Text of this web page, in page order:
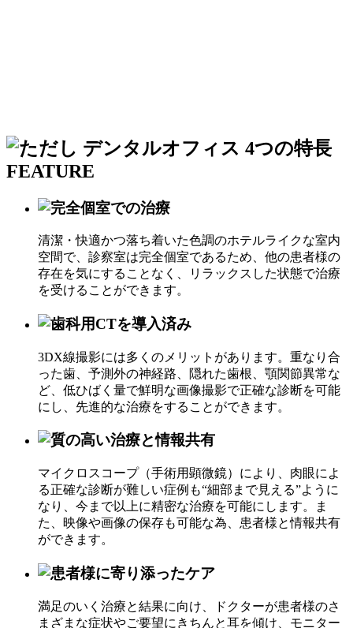
清潔・快適かつ落ち着いた色調のホテルライクな室内
空間で、診察室は完全個室であるため、他の患者様の
存在を気にすることなく、リラックスした状態で治療
を受けることができます。
3DX線撮影には多くのメリットがあります。重なり合
った歯、予測外の神経路、隠れた歯根、顎関節異常な
ど、低ひばく量で鮮明な画像撮影で正確な診断を可能
にし、先進的な治療をすることができます。
マイクロスコープ（手術用顕微鏡）により、肉眼によ
る正確な診断が難しい症例も“細部まで見える”ように
なり、今まで以上に精密な治療を可能にします。ま
た、映像や画像の保存も可能な為、患者様と情報共有
ができます。
満足のいく治療と結果に向け、ドクターが患者様のさ
まざまな症状やご要望にきちんと耳を傾け、モニター